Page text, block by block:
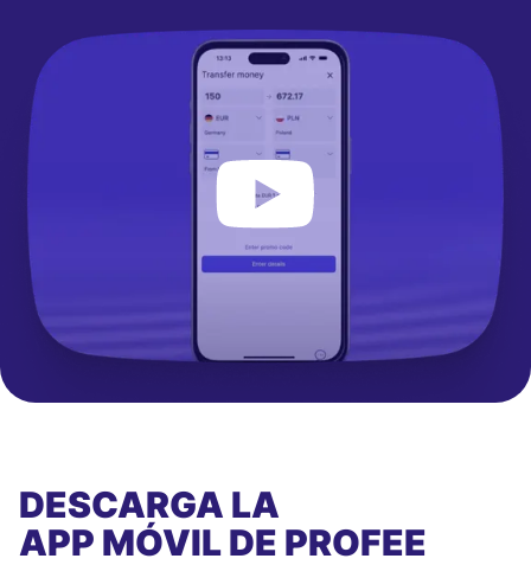
DESCARGA LA
APP MÓVILDE PROFEE